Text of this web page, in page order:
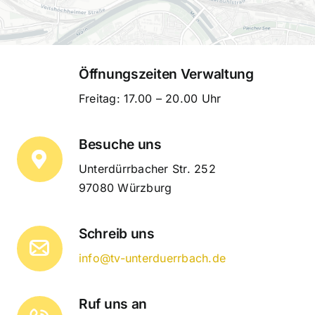
Leaflet Map tiles byCARTO, underCC BY 3.0. Data by
under ODbL.
Öffnungszeiten Verwaltung
Freitag: 17.00 – 20.00 Uhr
Besuche uns
Unterdürrbacher Str. 252
97080 Würzburg
Schreib uns
info@tv-unterduerrbach.de
Ruf uns an